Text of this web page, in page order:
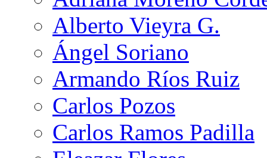
Alberto Vieyra G.
Ángel Soriano
Armando Ríos Ruiz
Carlos Pozos
Carlos Ramos Padilla